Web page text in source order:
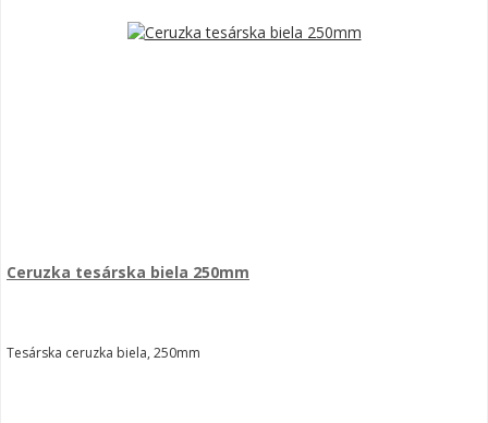
Ceruzka tesárska biela 250mm
Tesárska ceruzka biela, 250mm